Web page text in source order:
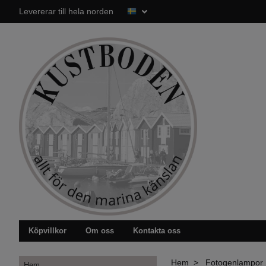
Levererar till hela norden
Köpvillkor Om oss Kontakta oss
Hem Fotogenlampor